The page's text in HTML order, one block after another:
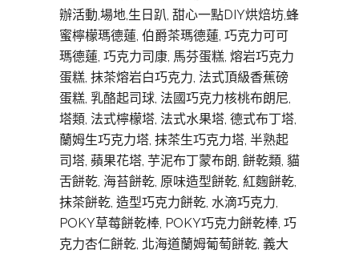
辦活動,場地,生日趴, 甜心一點DIY烘焙坊,蜂
蜜檸檬瑪德蓮, 伯爵茶瑪德蓮, 巧克力可可
瑪德蓮, 巧克力司康, 馬芬蛋糕, 熔岩巧克力
蛋糕, 抹茶熔岩白巧克力, 法式頂級香蕉磅
蛋糕, 乳酪起司球, 法國巧克力核桃布朗尼,
塔類, 法式檸檬塔, 法式水果塔, 德式布丁塔,
蘭姆生巧克力塔, 抹茶生巧克力塔, 半熟起
司塔, 蘋果花塔, 芋泥布丁蒙布朗, 餅乾類, 貓
舌餅乾, 海苔餅乾, 原味造型餅乾, 紅麴餅乾,
抹茶餅乾, 造型巧克力餅乾, 水滴巧克力,
POKY草莓餅乾棒, POKY巧克力餅乾棒, 巧
克力杏仁餅乾, 北海道蘭姆葡萄餅乾, 義大